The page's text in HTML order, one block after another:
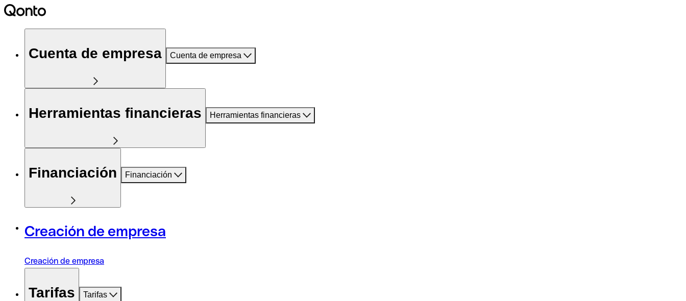
Cuenta de empresa Cuenta de empresa
Herramientas financieras Herramientas financieras
Financiación Financiación
Creación de empresa
Creación de empresa
Tarifas Tarifas